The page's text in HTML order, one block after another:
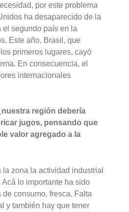
por este problema
ha desaparecido de la
el segundo país en la
Este año, Brasil, que
primeros lugares, cayó
En consecuencia, el
internacionales
región debería
jugos, pensando que
valor agregado a la
zona la actividad industrial
lo importante ha sido
de consumo, fresca. Falta
y también hay que tener